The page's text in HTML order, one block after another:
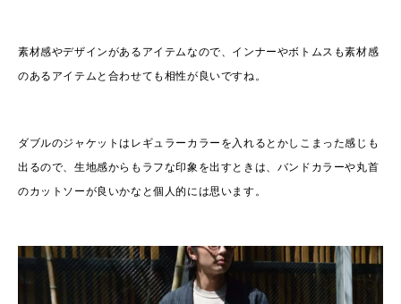
素材感やデザインがあるアイテムなので、インナーやボトムスも素材感
のあるアイテムと合わせても相性が良いですね。
ダブルのジャケットはレギュラーカラーを入れるとかしこまった感じも
出るので、生地感からもラフな印象を出すときは、バンドカラーや丸首
のカットソーが良いかなと個人的には思います。